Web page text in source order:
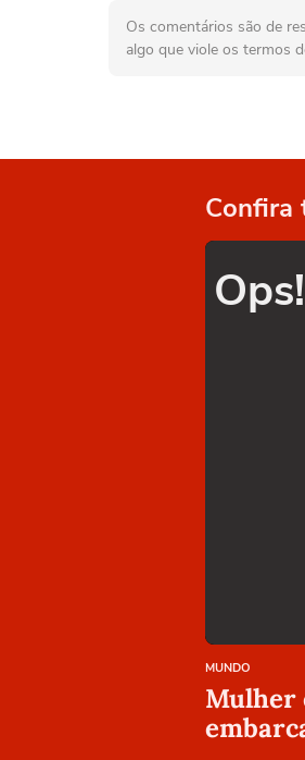
Os comentários são de
algo que viole os termos
Confira
Ops!
MUNDO
Mulher